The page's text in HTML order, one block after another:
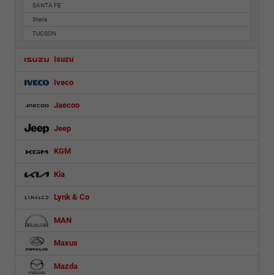
SANTA FE
Staria
TUCSON
Isuzu
Iveco
Jaecoo
Jeep
KGM
Kia
Lynk & Co
MAN
Maxus
Mazda